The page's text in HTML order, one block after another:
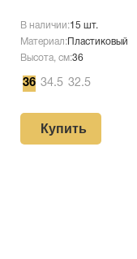
В наличии:15 шт.
Материал: Пластиковый
Высота, см:36
36 34.5 32.5
Купить